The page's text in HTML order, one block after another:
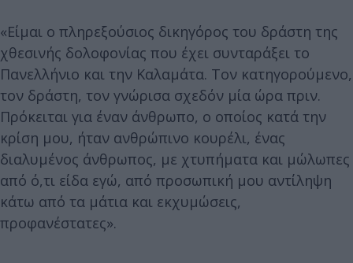
«Είμαι ο πληρεξούσιος δικηγόρος του δράστη της
χθεσινής δολοφονίας που έχει συνταράξει το
Πανελλήνιο και την Καλαμάτα. Τον κατηγορούμενο,
τον δράστη, τον γνώρισα σχεδόν μία ώρα πριν.
Πρόκειται για έναν άνθρωπο, ο οποίος κατά την
κρίση μου, ήταν ανθρώπινο κουρέλι, ένας
διαλυμένος άνθρωπος, με χτυπήματα και μώλωπες
από ό,τι είδα εγώ, από προσωπική μου αντίληψη
κάτω από τα μάτια και εκχυμώσεις,
προφανέστατες».